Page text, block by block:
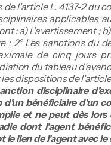
l'article L. 4137-2 du
applicables
: a) L'avertissement ;
; 2° Les sanctions du
de cinq jours
du tableau
dispositions de
disciplinaire
bénéficiaire d'un
et ne peut dès
dont l'agent
le lien de l'agent avec